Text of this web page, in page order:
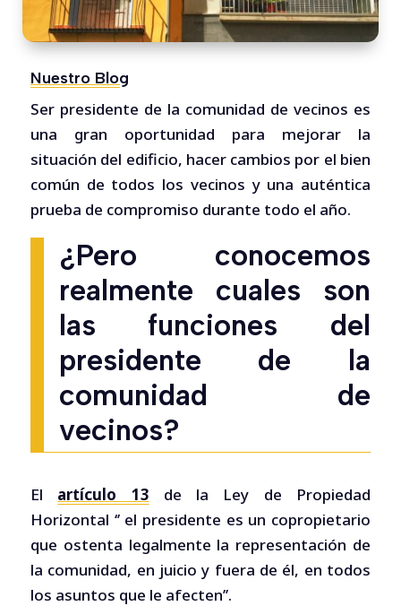
Nuestro Blog
Ser presidente de la comunidad de vecinos es
una gran oportunidad para mejorar la
situación del edificio, hacer cambios por el bien
común de todos los vecinos y una auténtica
prueba de compromiso durante todo el año.
¿Pero conocemos
realmente cuales son
las funciones del
presidente de la
comunidad de
vecinos?
El artículo 13 de la Ley de Propiedad
Horizontal ‘’ el presidente es un copropietario
que ostenta legalmente la representación de
la comunidad, en juicio y fuera de él, en todos
los asuntos que le afecten’’.